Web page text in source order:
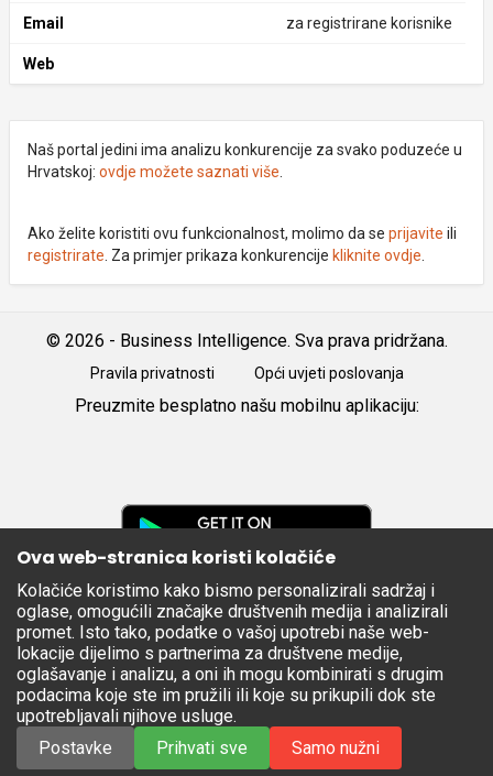
Email za registrirane korisnike
Web
Naš portal jedini ima analizu konkurencije za svako poduzeće u
Hrvatskoj: ovdje možete saznati više
Ako želite koristiti ovu funkcionalnost, molimo da se prijavite ili
registrirate . Za primjer prikaza konkurencije kliknite ovdje
© 2026 - Business Intelligence. Sva prava pridržana.
Pravila privatnosti Opći uvjeti poslovanja
Preuzmite besplatno našu mobilnu aplikaciju:
Apple
Store
Ova web-stranica koristi kolačiće
Kolačiće koristimo kako bismo personalizirali sadržaj i
oglase, omogućili značajke društvenih medija i analizirali
promet. Isto tako, podatke o vašoj upotrebi naše web-
lokacije dijelimo s partnerima za društvene medije,
oglašavanje i analizu, a oni ih mogu kombinirati s drugim
podacima koje ste im pružili ili koje su prikupili dok ste
upotrebljavali njihove usluge.
Postavke
Prihvati sve Samo nužni